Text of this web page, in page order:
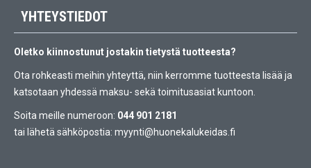
YHTEYSTIEDOT
Oletko kiinnostunut jostakin tietystä tuotteesta?
Ota rohkeasti meihin yhteyttä, niin kerromme tuotteesta lisää ja
katsotaan yhdessä maksu- sekä toimitusasiat kuntoon.
Soita meille numeroon: 044 901 2181
tai lähetä sähköpostia: myynti@huonekalukeidas.fi